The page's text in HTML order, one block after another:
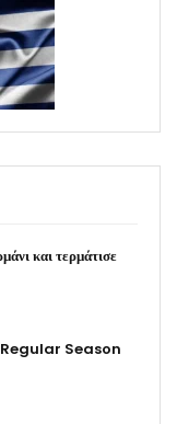
και τερμάτισε
Regular Season